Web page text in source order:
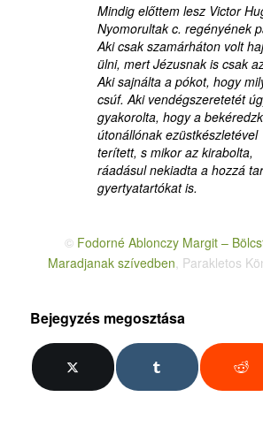
Mindig előttem lesz Victor
Nyomorultak c. regényének
Aki csak szamárháton volt
ülni, mert Jézusnak is csak
Aki sajnálta a pókot, hogy
csúf. Aki vendégszeretetét
gyakorolta, hogy a
útonállónak ezüstkészletével
terített, s mikor az kirabolta,
ráadásul nekiadta a hozzá
gyertyatartókat is.
© Fodorné Ablonczy Margit –
Maradjanak szívedben, Parakletos
Bejegyzés megosztása